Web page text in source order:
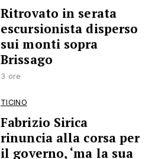
Ritrovato in serata
escursionista disperso
sui monti sopra
Brissago
3 ore
TICINO
Fabrizio Sirica
rinuncia alla corsa per
il governo, ‘ma la sua